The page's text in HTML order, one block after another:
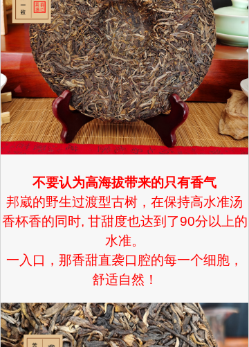
不要认为高海拔带来的只有香气
邦崴的野生过渡型古树，在保持高水准汤
香杯香的同时, 甘甜度也达到了90分以上的
水准。
一入口，那香甜直袭口腔的每一个细胞，
舒适自然！